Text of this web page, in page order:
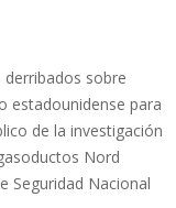
sobre
estadounidense para
de la investigación
Nord
Seguridad Nacional